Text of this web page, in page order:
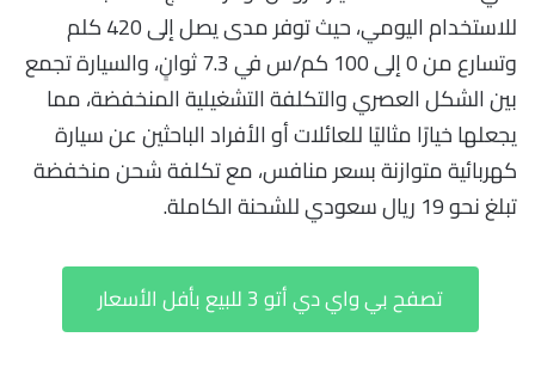
للاستخدام اليومي، حيث توفر مدى يصل إلى 420 كلم
وتسارع من 0 إلى 100 كم/س في 7.3 ثوانٍ، والسيارة تجمع
بين الشكل العصري والتكلفة التشغيلية المنخفضة، مما
يجعلها خيارًا مثاليًا للعائلات أو الأفراد الباحثين عن سيارة
كهربائية متوازنة بسعر منافس، مع تكلفة شحن منخفضة
تبلغ نحو 19 ريال سعودي للشحنة الكاملة.
تصفح بي واي دي أتو 3 للبيع بأفل الأسعار